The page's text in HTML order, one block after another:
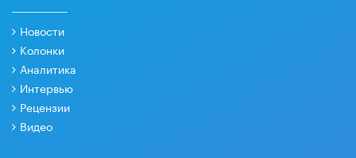
Новости
Колонки
Аналитика
Интервью
Рецензии
Видео